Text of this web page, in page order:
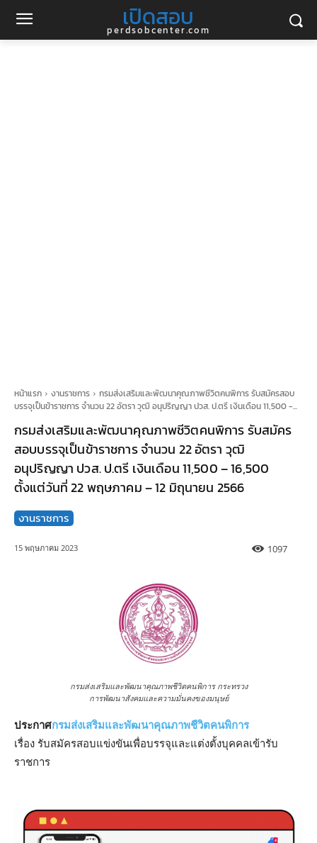
เปิดสอบ
perdsobcenter.com
หน้าแรก งานราชการ
กรมส่งเสริมและพัฒนาคุณภาพชีวิตคนพิการ รับสมัครสอบ
บรรจุเป็นข้าราชการ จำนวน 22 อัตรา วุฒิ อนุปริญญา ปวส. ป.ตรี เงินเดือน 11,500 -...
กรมส่งเสริมและพัฒนาคุณภาพชีวิตคนพิการ รับสมัคร
สอบบรรจุเป็นข้าราชการ จำนวน 22 อัตรา วุฒิ
อนุปริญญา ปวส. ป.ตรี เงินเดือน 11,500 – 16,500
ตั้งแต่วันที่ 22 พฤษภาคม – 12 มิถุนายน 2566
งานราชการ
15 พฤษภาคม 2023 1097
กรมส่งเสริมและพัฒนาคุณภาพชีวิตคนพิการ กระทรวง
การพัฒนาสังคมและความมั่นคงของมนุษย์
ประกาศกรมส่งเสริมและพัฒนาคุณภาพชีวิตคนพิการ
เรื่อง รับสมัครสอบแข่งขันเพื่อบรรจุและแต่งตั้งบุคคลเข้ารับ
ราชการ